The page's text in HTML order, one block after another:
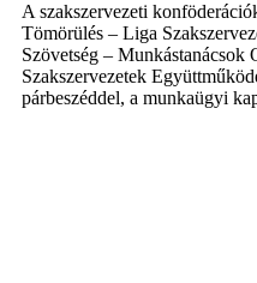
A szakszervezeti
Tömörülés – Liga
Szövetség – Munkástanácsok
Szakszervezetek
párbeszéddel, a munkaügyi